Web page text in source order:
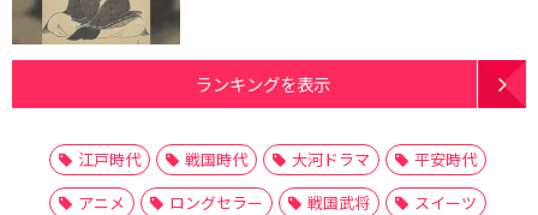
ランキングを表示
江戸時代 戦国時代 大河ドラマ
平安時代
アニメ
ロングセラー 戦国武将
スイーツ